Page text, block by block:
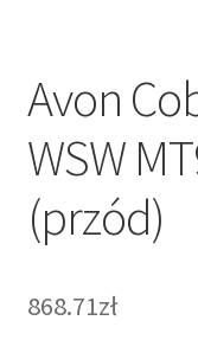
Avon
WSW
(przód)
868.71zł